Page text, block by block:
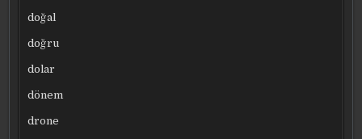
doğal
doğru
dolar
dönem
drone